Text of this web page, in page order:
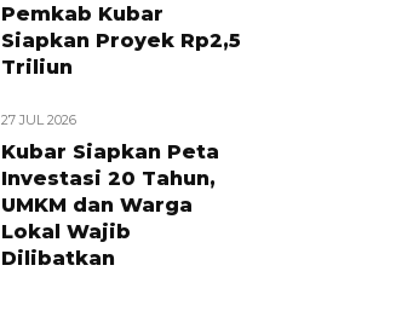
Pemkab Kubar
Siapkan Proyek Rp2,5
Triliun
27 JUL 2026
Kubar Siapkan Peta
Investasi 20 Tahun,
UMKM dan Warga
Lokal Wajib
Dilibatkan